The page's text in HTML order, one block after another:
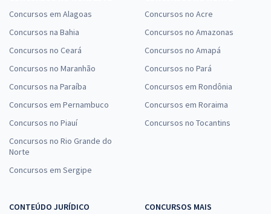
Concursos em Alagoas
Concursos na Bahia
Concursos no Ceará
Concursos no Maranhão
Concursos na Paraíba
Concursos em Pernambuco
Concursos no Piauí
Concursos no Rio Grande do
Norte
Concursos em Sergipe
Concursos no Acre
Concursos no Amazonas
Concursos no Amapá
Concursos no Pará
Concursos em Rondônia
Concursos em Roraima
Concursos no Tocantins
CONTEÚDO JURÍDICO
CONCURSOS MAIS